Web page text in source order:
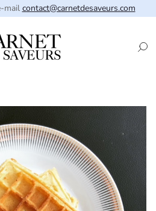
mail contact@carnetdesaveurs.com